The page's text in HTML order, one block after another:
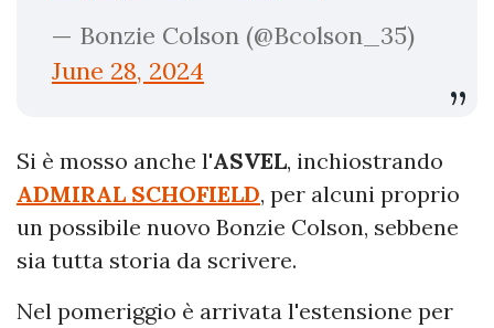
— Bonzie Colson (@Bcolson_35)
June 28, 2024
Si è mosso anche l'ASVEL, inchiostrando
ADMIRAL SCHOFIELD, per alcuni proprio
un possibile nuovo Bonzie Colson, sebbene
sia tutta storia da scrivere.
Nel pomeriggio è arrivata l'estensione per